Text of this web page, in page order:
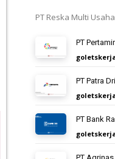
PT Reska Multi
PT
PT Patra
PT Bank